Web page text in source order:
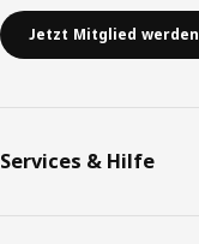
Jetzt Mitglied werden
Services & Hilfe